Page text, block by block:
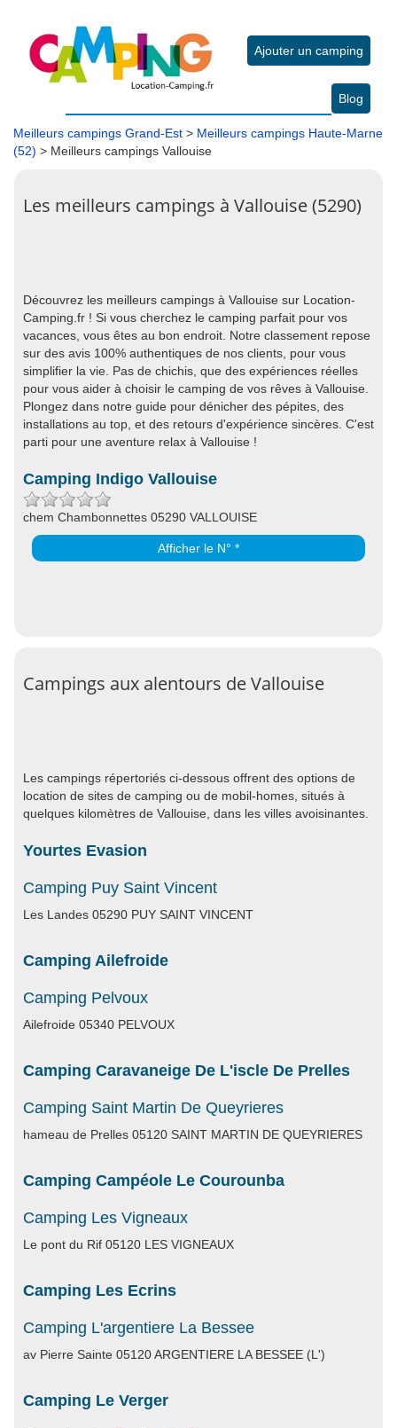
Ajouter un camping
Blog
Meilleurs campings Grand-Est > Meilleurs campings Haute-Marne
(52) > Meilleurs campings Vallouise
Les meilleurs campings à Vallouise (5290)
Découvrez les meilleurs campings à Vallouise sur Location-
Camping.fr ! Si vous cherchez le camping parfait pour vos
vacances, vous êtes au bon endroit. Notre classement repose
sur des avis 100% authentiques de nos clients, pour vous
simplifier la vie. Pas de chichis, que des expériences réelles
pour vous aider à choisir le camping de vos rêves à Vallouise.
Plongez dans notre guide pour dénicher des pépites, des
installations au top, et des retours d'expérience sincères. C'est
parti pour une aventure relax à Vallouise !
Camping Indigo Vallouise
chem Chambonnettes 05290 VALLOUISE
Afficher le N° *
Campings aux alentours de Vallouise
Les campings répertoriés ci-dessous offrent des options de
location de sites de camping ou de mobil-homes, situés à
quelques kilomètres de Vallouise, dans les villes avoisinantes.
Yourtes Evasion
Camping Puy Saint Vincent
Les Landes 05290 PUY SAINT VINCENT
Camping Ailefroide
Camping Pelvoux
Ailefroide 05340 PELVOUX
Camping Caravaneige De L'iscle De Prelles
Camping Saint Martin De Queyrieres
hameau de Prelles 05120 SAINT MARTIN DE QUEYRIERES
Camping Campéole Le Courounba
Camping Les Vigneaux
Le pont du Rif 05120 LES VIGNEAUX
Camping Les Ecrins
Camping L'argentiere La Bessee
av Pierre Sainte 05120 ARGENTIERE LA BESSEE (L')
Camping Le Verger